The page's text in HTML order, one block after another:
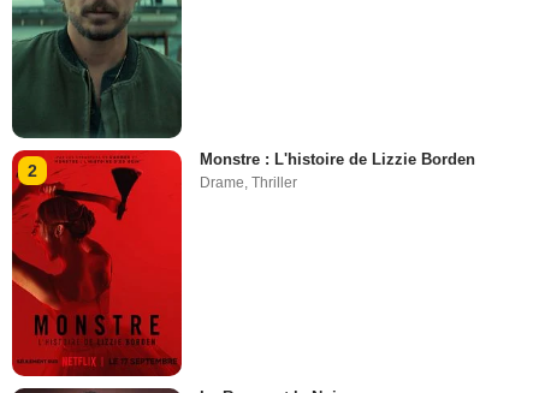
2
Monstre : L'histoire de Lizzie Borden
Drame,Thriller